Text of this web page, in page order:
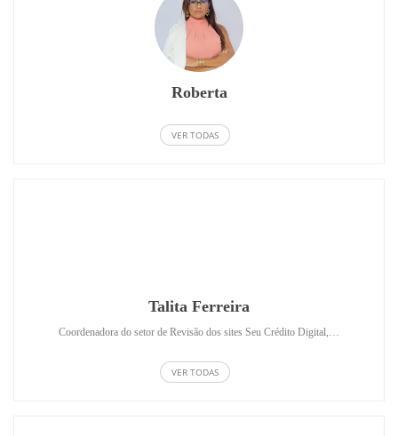
Roberta
VER TODAS
Talita Ferreira
Coordenadora do setor de Revisão dos sites Seu Crédito Digital,…
VER TODAS